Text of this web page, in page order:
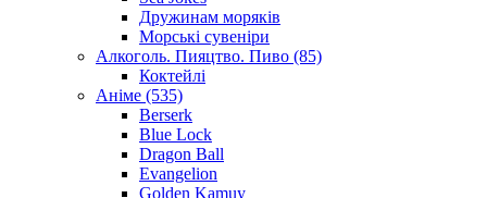
Дружинам моряків
Морські сувеніри
Алкоголь. Пияцтво. Пиво (85)
Коктейлі
Аніме (535)
Berserk
Blue Lock
Dragon Ball
Evangelion
Golden Kamuy